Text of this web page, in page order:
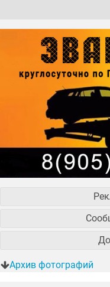
Архив фотографий